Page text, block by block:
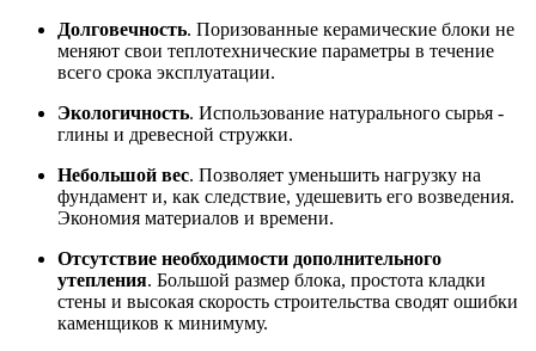
Долговечность. Поризованные керамические блоки не
меняют свои теплотехнические параметры в течение
всего срока эксплуатации.
Экологичность. Использование натурального сырья -
глины и древесной стружки.
Небольшой вес. Позволяет уменьшить нагрузку на
фундамент и, как следствие, удешевить его возведения.
Экономия материалов и времени.
Отсутствие необходимости дополнительного
утепления. Большой размер блока, простота кладки
стены и высокая скорость строительства сводят ошибки
каменщиков к минимуму.